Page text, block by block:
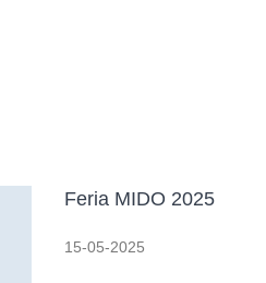
Feria MIDO 2025
15-05-2025